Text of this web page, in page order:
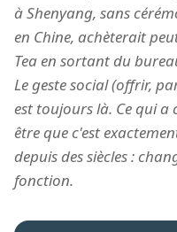
à Shenyang, sans
en Chine, achèterait
Tea en sortant du
Le geste social (offrir,
est toujours là. Ce qui a
être que c'est
depuis des siècles :
fonction.